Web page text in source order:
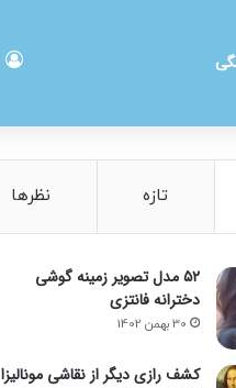
تازه نظرها
۵۲ مدل تصویر زمینه گوشی
دخترانه فانتزی
30 بهمن 1402
کشف رازی دیگر از نقاشی مونالیزا